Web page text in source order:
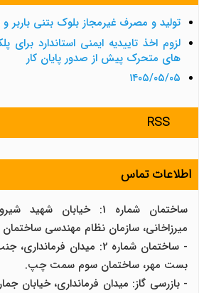
تولید و مصرف غیرمجاز بلوک بتنی باربر و
لزوم اخذ تاییدیه ایمنی استاندارد برای
های متحرک پیش از صدور پایان کار
۱۴۰۵/۰۵/۰۵
RSS
اطلاعات تماس
ساختمان شماره 1: خیابان
میرزاخانی، سازمان نظام مهندسی
- ساختمان شماره 2: میدان
بست مهر، ساختمان سوم سمت چپ.
- بازرسی گاز: میدان فرمانداری، خیابان